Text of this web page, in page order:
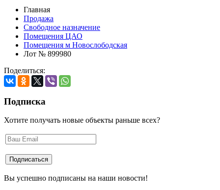
Главная
Продажа
Свободное назначение
Помещения ЦАО
Помещения м Новослободская
Лот № 899980
Поделиться:
Подписка
Хотите получать новые объекты раньше всех?
Вы успешно подписаны на наши новости!